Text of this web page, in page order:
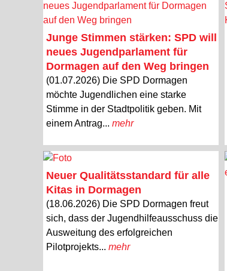
Junge Stimmen stärken: SPD will
neues Jugendparlament für
Dormagen auf den Weg bringen
(01.07.2026) Die SPD Dormagen
möchte Jugendlichen eine starke
Stimme in der Stadtpolitik geben. Mit
einem Antrag... mehr
Neuer Qualitätsstandard für alle
Kitas in Dormagen
(18.06.2026) Die SPD Dormagen freut
sich, dass der Jugendhilfeausschuss die
Ausweitung des erfolgreichen
Pilotprojekts... mehr